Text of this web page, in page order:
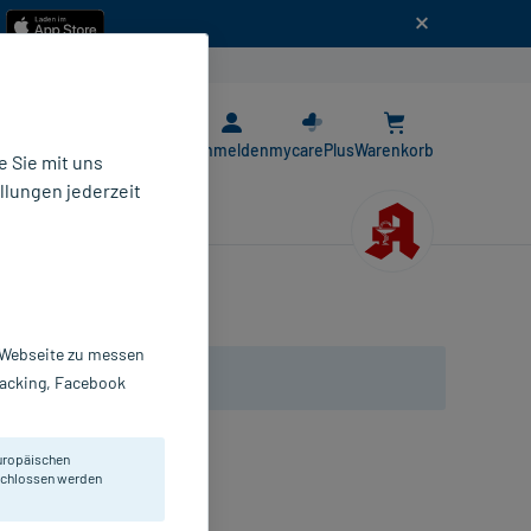
AnmeldenmycarePlusWarenkorb
Sie mit uns
jederzeit
zu messen
Facebook
werden